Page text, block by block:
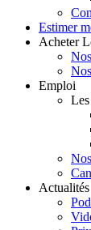
Estimer
Acheter
Emploi
Actualités